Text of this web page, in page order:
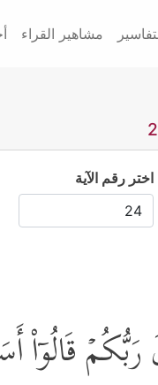
مشاهير القراء
اختر رقم الآية
قَالُوۤاْ